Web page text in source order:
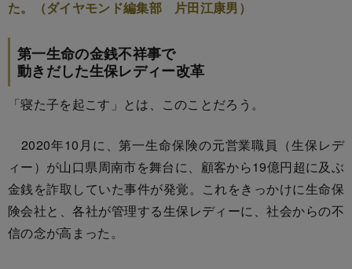
た。（ダイヤモンド編集部 片田江康男）
第一生命の金銭不祥事で
動きだした生保レディー改革
「寝た子を起こす」とは、このことだろう。
2020年10月に、第一生命保険の元営業職員（生保レデ
ィー）が山口県周南市を舞台に、顧客から19億円超に及ぶ
金銭を詐取していた事件が発覚。これをきっかけに生命保
険会社と、各社が管理する生保レディーに、社会からの不
信の念が高まった。